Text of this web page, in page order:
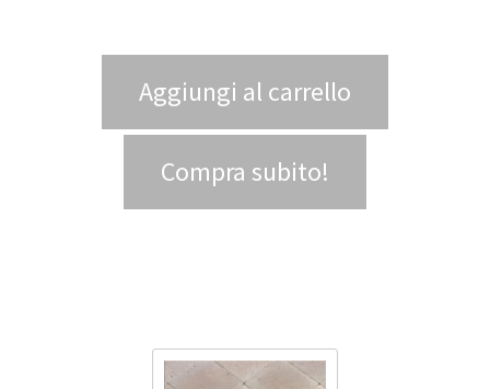
Aggiungi al carrello
Compra subito!